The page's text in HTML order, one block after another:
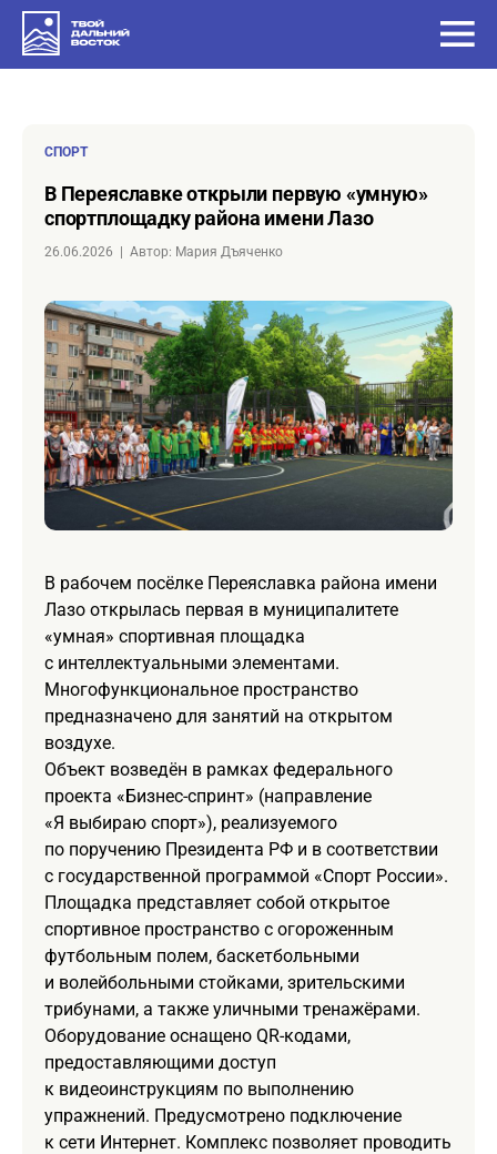
СПОРТ
в Переяславке открыли первую «умную»
спортплощадку района имени Лазо
26.06.2026 Автор: Мария Дъяченко
В рабочем посёлке Переяславка района имени
Лазо открылась первая в муниципалитете
«умная» спортивная площадка
с интеллектуальными элементами.
Многофункциональное пространство
предназначено для занятий на открытом
воздухе.
Объект возведён в рамках федерального
проекта «Бизнес-спринт» (направление
«Я выбираю спорт»), реализуемого
по поручению Президента РФ и в соответствии
с государственной программой «Спорт России».
Площадка представляет собой открытое
спортивное пространство с огороженным
футбольным полем, баскетбольными
и волейбольными стойками, зрительскими
трибунами, а также уличными тренажёрами.
Оборудование оснащено QR-кодами,
предоставляющими доступ
к видеоинструкциям по выполнению
упражнений. Предусмотрено подключение
к сети Интернет. Комплекс позволяет проводить